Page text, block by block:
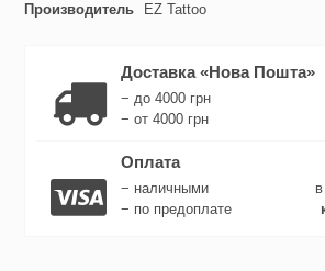
Производитель
EZ Tattoo
Доставка «Нова Пошта»
− до 4000 грн
− от 4000 грн
Оплата
− наличными
− по предоплате